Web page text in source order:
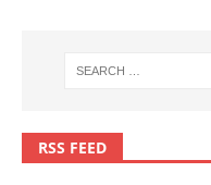
RSS FEED